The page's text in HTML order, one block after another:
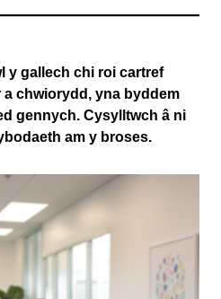
y gallech chi roi cartref
chwiorydd, yna byddem
gennych. Cysylltwch â ni
am y broses.